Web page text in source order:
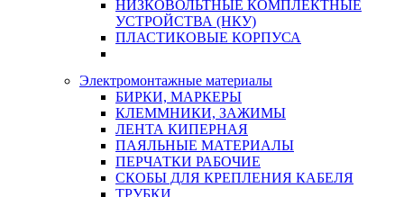
НИЗКОВОЛЬТНЫЕ КОМПЛЕКТНЫЕ
УСТРОЙСТВА (НКУ)
ПЛАСТИКОВЫЕ КОРПУСА
Электромонтажные материалы
БИРКИ, МАРКЕРЫ
КЛЕММНИКИ, ЗАЖИМЫ
ЛЕНТА КИПЕРНАЯ
ПАЯЛЬНЫЕ МАТЕРИАЛЫ
ПЕРЧАТКИ РАБОЧИЕ
СКОБЫ ДЛЯ КРЕПЛЕНИЯ КАБЕЛЯ
ТРУБКИ